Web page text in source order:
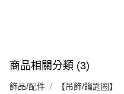
商品相關分類 (3)
飾品/配件 【吊飾/鑰匙圈】